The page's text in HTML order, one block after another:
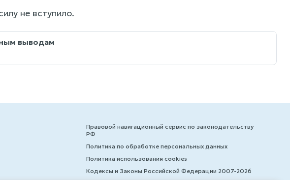
не вступило.
выводам
Правовой навигационный сервис по законодательству
РФ
Политика по обработке персональных данных
Политика использования cookies
Кодексы и Законы Российской Федерации 2007-2026